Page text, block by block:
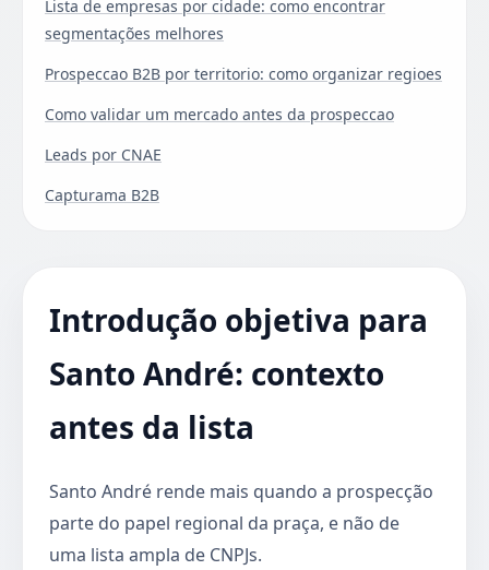
Lista de empresas por cidade: como encontrar
segmentações melhores
Prospeccao B2B por territorio: como organizar regioes
Como validar um mercado antes da prospeccao
Leads por CNAE
Capturama B2B
Introdução objetiva para
Santo André: contexto
antes da lista
Santo André rende mais quando a prospecção
parte do papel regional da praça, e não de
uma lista ampla de CNPJs.